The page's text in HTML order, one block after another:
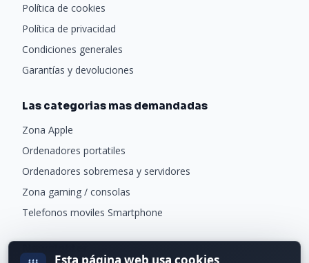
Política de cookies
Política de privacidad
Condiciones generales
Garantías y devoluciones
Las categorias mas demandadas
Zona Apple
Ordenadores portatiles
Ordenadores sobremesa y servidores
Zona gaming / consolas
Telefonos moviles Smartphone